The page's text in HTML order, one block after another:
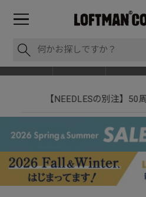
【NEEDLESの別注】50